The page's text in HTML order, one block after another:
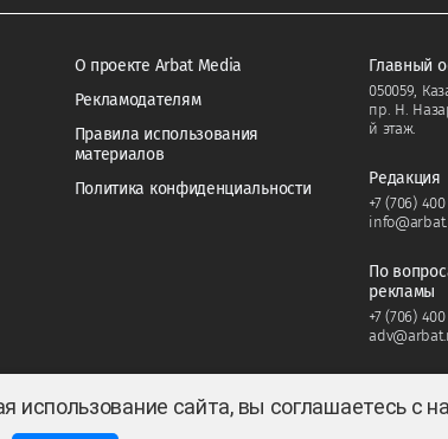
О проекте Arbat Media
Рекламодателям
Правила использования
материалов
Политика конфиденциальности
Главный
050059,
пр. Н.
й этаж.
Редакция
+7 (706)
По
рекламы
+7 (706)
сайта, вы соглашаетесь с